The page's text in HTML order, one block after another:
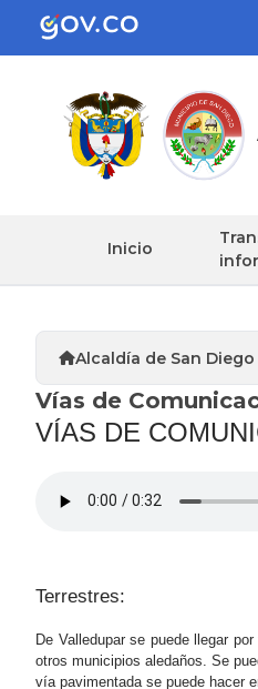
Inicio
Alcaldía de San Diego
Vías de
​​VÍAS DE
Terrestres:​
De Valledupar se puede llegar
otros municipios aledaños. Se
vía pavimentada se puede hacer